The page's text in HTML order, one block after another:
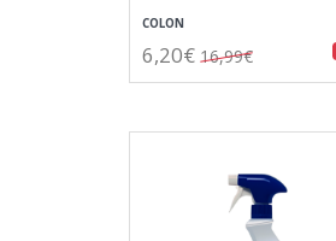
COLON
6,20€ 16,99€